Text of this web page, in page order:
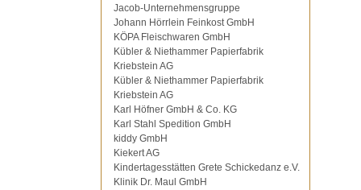
Jacob-Unternehmensgruppe
Johann Hörrlein Feinkost GmbH
KÖPA Fleischwaren GmbH
Kübler & Niethammer Papierfabrik
Kriebstein AG
Kübler & Niethammer Papierfabrik
Kriebstein AG
Karl Höfner GmbH & Co. KG
Karl Stahl Spedition GmbH
kiddy GmbH
Kiekert AG
Kindertagesstätten Grete Schickedanz e.V.
Klinik Dr. Maul GmbH